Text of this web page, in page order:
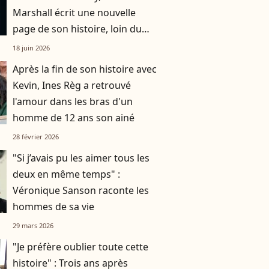
Marshall écrit une nouvelle
page de son histoire, loin du
monde de la danse
18 juin 2026
Après la fin de son histoire avec
Kevin, Ines Règ a retrouvé
l'amour dans les bras d'un
homme de 12 ans son ainé
28 février 2026
"Si j’avais pu les aimer tous les
deux en même temps" :
Véronique Sanson raconte les
hommes de sa vie
29 mars 2026
"Je préfère oublier toute cette
histoire" : Trois ans après